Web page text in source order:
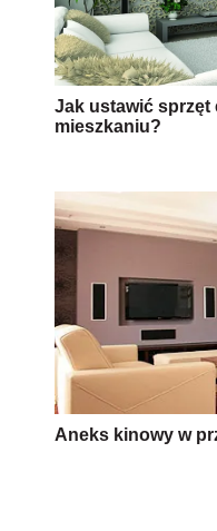
Jak ustawić sprzęt
mieszkaniu?
Aneks kinowy w